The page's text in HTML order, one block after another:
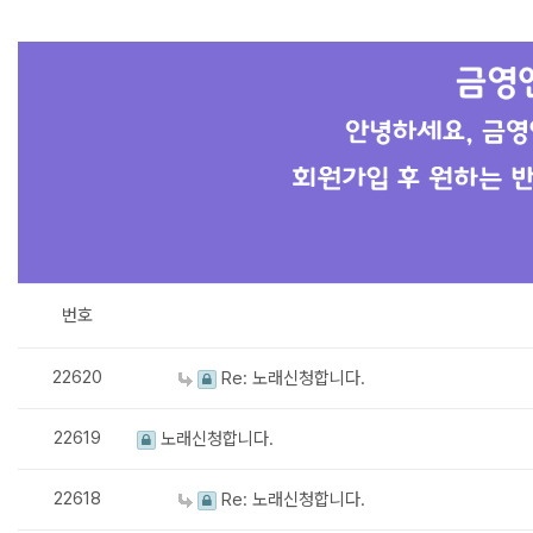
번호
22620 Re: 노래신청합니다.
22619 노래신청합니다.
22618 Re: 노래신청합니다.